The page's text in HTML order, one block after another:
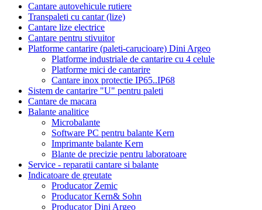
Cantare autovehicule rutiere
Transpaleti cu cantar (lize)
Cantare lize electrice
Cantare pentru stivuitor
Platforme cantarire (paleti-carucioare) Dini Argeo
Platforme industriale de cantarire cu 4 celule
Platforme mici de cantarire
Cantare inox protectie IP65..IP68
Sistem de cantarire "U" pentru paleti
Cantare de macara
Balante analitice
Microbalante
Software PC pentru balante Kern
Imprimante balante Kern
Blante de precizie pentru laboratoare
Service - reparatii cantare si balante
Indicatoare de greutate
Producator Zemic
Producator Kern& Sohn
Producator Dini Argeo